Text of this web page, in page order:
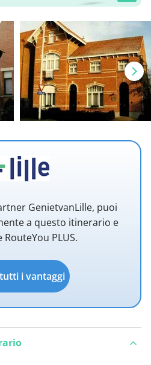
GenietvanLille, puoi
a questo itinerario e
PLUS.
i vantaggi